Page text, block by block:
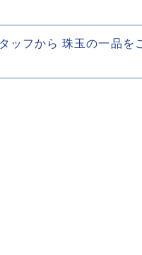
フから 珠玉の一品を